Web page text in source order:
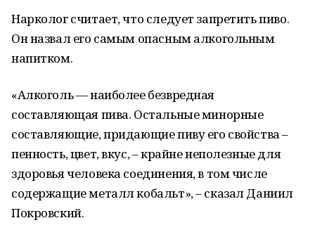
Нарколог считает, что следует запретить пиво.
Он назвал его самым опасным алкогольным
напитком.
«Алкоголь — наиболее безвредная
составляющая пива. Остальные минорные
составляющие, придающие пиву его свойства –
пенность, цвет, вкус, – крайне неполезные для
здоровья человека соединения, в том числе
содержащие металл кобальт», – сказал Даниил
Покровский.